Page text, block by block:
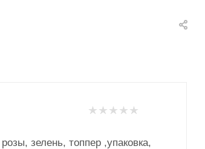
зелень, топпер ,упаковка,